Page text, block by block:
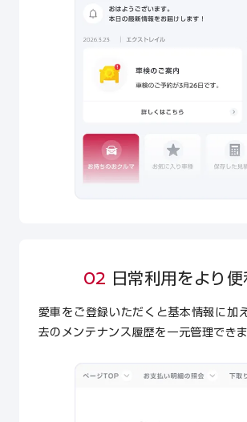
02 日常利用をより便
愛車をご登録いただくと基本情報に加
去のメンテナンス履歴を一元管理できま